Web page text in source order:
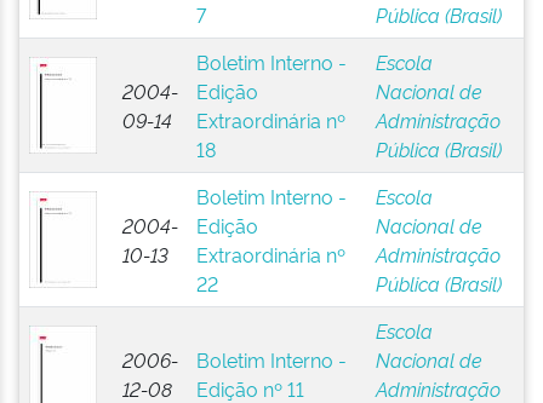
7
Pública (Brasil)
2004-
09-14
Boletim Interno -
Edição
Extraordinária nº
18
Escola
Nacional de
Administração
Pública (Brasil)
2004-
10-13
Boletim Interno -
Edição
Extraordinária nº
22
Escola
Nacional de
Administração
Pública (Brasil)
2006-
12-08
Boletim Interno -
Edição nº 11
Escola
Nacional de
Administração